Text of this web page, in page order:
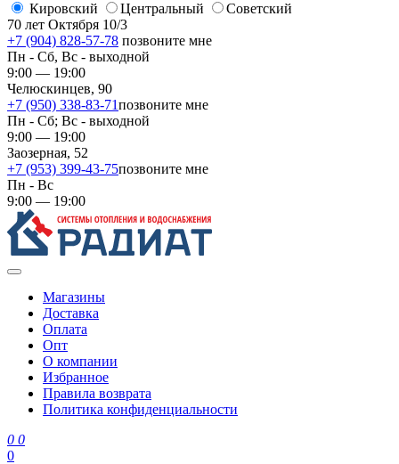
Кировский
​Центральный
​Советский
70 лет Октября 10/3
+7 (904) 828-57-78 позвоните мне
Пн - Сб, Вс - выходной
9:00 — 19:00
Челюскинцев, 90
+7 (950) 338-83-71позвоните мне
Пн - Сб; Вс - выходной
9:00 — 19:00
Заозерная, 52
+7 (953) 399-43-75позвоните мне
Пн - Вс
9:00 — 19:00
Магазины
Доставка
Оплата
Опт
О компании
Избранное
Правила возврата
Политика конфиденциальности
0 0
0